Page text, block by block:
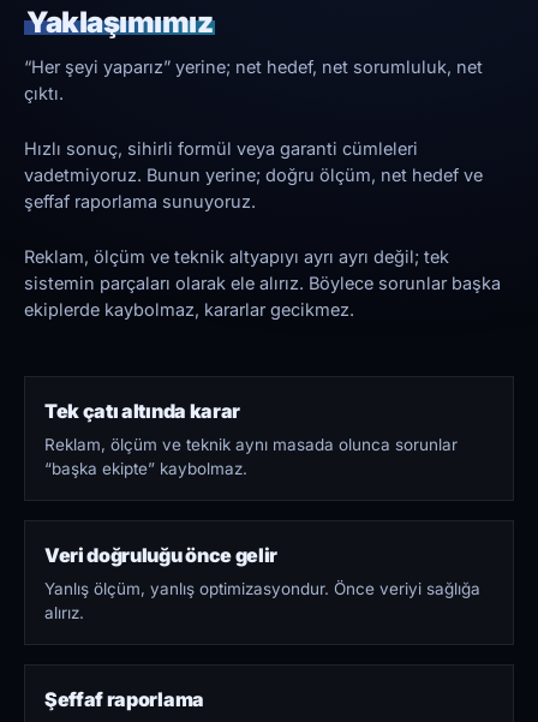
Yaklaşımımız
“Her şeyi yaparız” yerine; net hedef, net sorumluluk, net
çıktı.
Hızlı sonuç, sihirli formül veya garanti cümleleri
vadetmiyoruz. Bunun yerine; doğru ölçüm, net hedef ve
şeffaf raporlama sunuyoruz.
Reklam, ölçüm ve teknik altyapıyı ayrı ayrı değil; tek
sistemin parçaları olarak ele alırız. Böylece sorunlar başka
ekiplerde kaybolmaz, kararlar gecikmez.
Tek çatı altında karar
Reklam, ölçüm ve teknik aynı masada olunca sorunlar
“başka ekipte” kaybolmaz.
Veri doğruluğu önce gelir
Yanlış ölçüm, yanlış optimizasyondur. Önce veriyi sağlığa
alırız.
Şeffaf raporlama